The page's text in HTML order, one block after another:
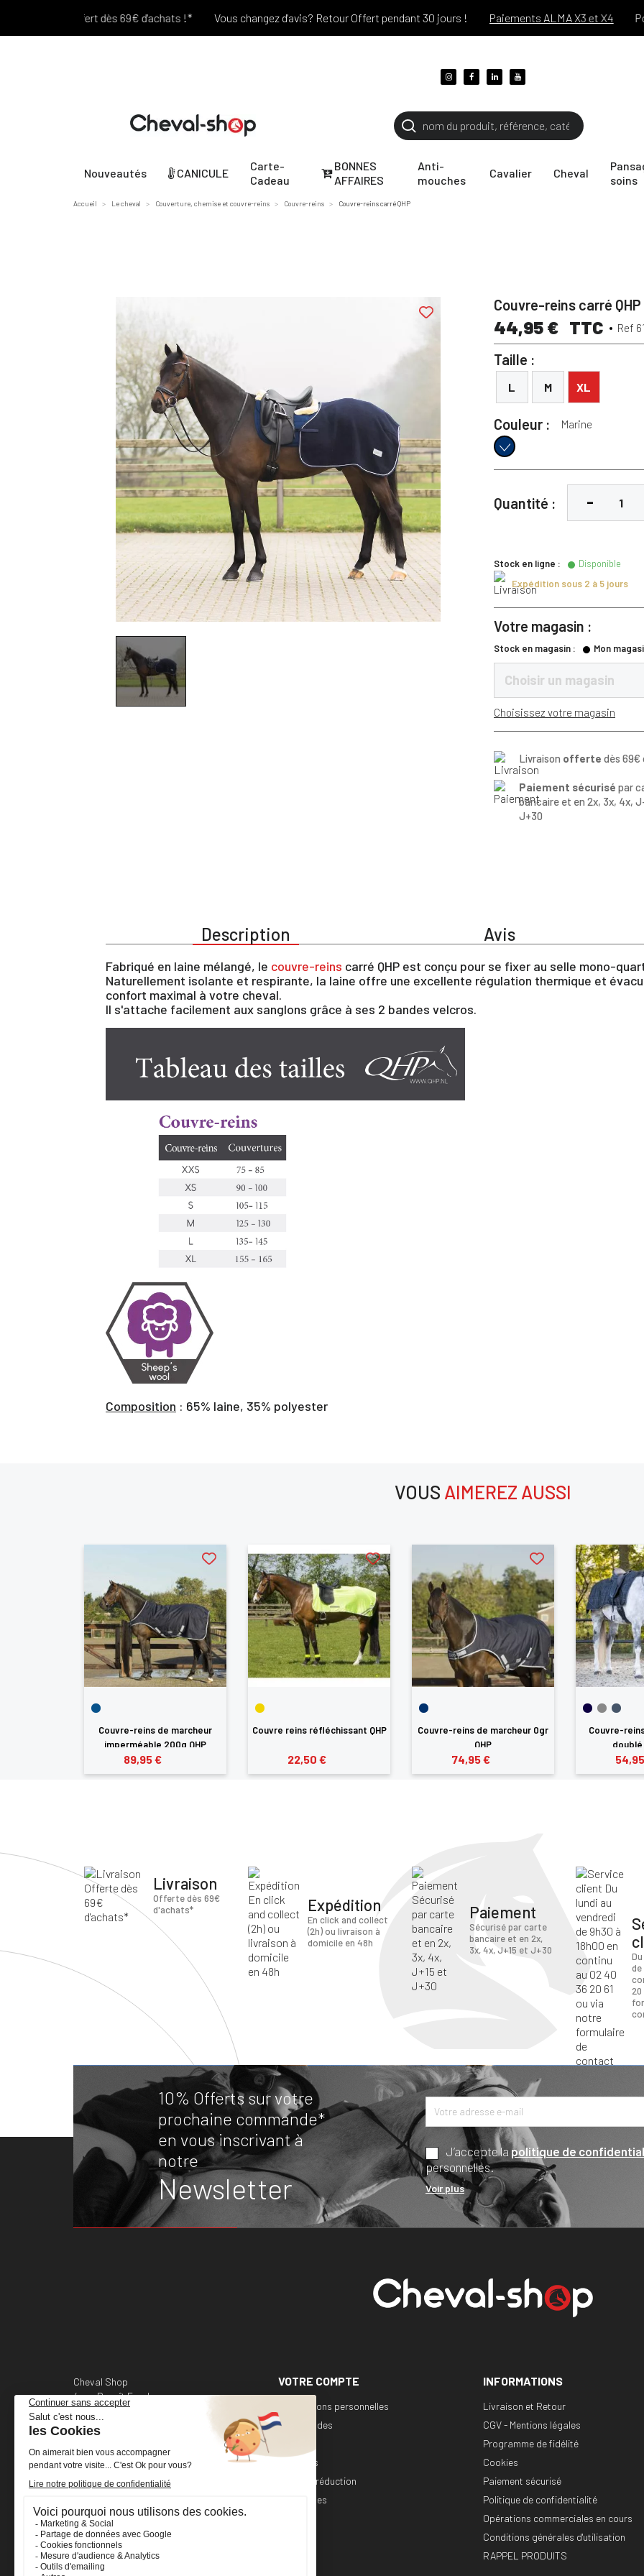
Port offert dès 69€ d'achats !* Vous changez d'avis? Retour Offert pendant 30 jours ! Paiements ALMA X3 et X4 Port
Nouveautés CANICULE
Carte-
Cadeau
BONNES
AFFAIRES
Anti-
mouches
Cavalier Cheval
soins
Accueil Le cheval Couverture, chemise et couvre-reins Couvre-reins Couvre-reins carré QHP
Couvre-reins carré QHP
44,95 € TTC Ref
Taille :
L M XL
Couleur : Marine
Marine
Quantité :
Stock en ligne :
Disponible
Expédition sous 2 à 5 jours
Votre magasin :
Stock en magasin : Mon
Choisir un magasin
Choisissez votre magasin
Livraison offerte dès
Paiement sécurisé par
bancaire et en 2x, 3x, 4x,
J+30
Description Avis
Fabriqué en laine mélangé, le couvre-reins carré QHP est conçu pour se fixer au selle mono-
Naturellement isolante et respirante, la laine offre une excellente régulation thermique et
confort maximal à votre cheval.
Il s'attache facilement aux sanglons grâce à ses 2 bandes velcros.
Composition : 65% laine, 35% polyester
VOUS AIMEREZ AUSSI
Couvre-reins de marcheur
imperméable 200g QHP
89,95 €
Couvre reins réfléchissant QHP
22,50 €
Couvre-reins de marcheur 0gr
QHP
74,95 €
Couvre-
Livraison
Offerte dès 69€
d'achats*
Expédition
En click and collect
(2h) ou livraison à
domicile en 48h
Paiement
Sécurisé par carte
bancaire et en 2x,
3x, 4x, J+15 et J+30
de
20
10% Offerts sur votre
prochaine commande*
en vous inscrivant à
notre
Newsletter
J’accepte la politique de
personnelles.
Voir plus
Cheval Shop
4 rue Benoît Frachon
44800 Saint-Herblain
France
+33 (0)2 40 36 20 61
boutique@cheval-shop.com
VOTRE COMPTE
Informations personnelles
Commandes
Adresses
Bons de réduction
Mes alertes
INFORMATIONS
Livraison et Retour
CGV - Mentions légales
Programme de fidélité
Cookies
Paiement sécurisé
Politique de confidentialité
Opérations commerciales en cours
Conditions générales d'utilisation
RAPPEL PRODUITS